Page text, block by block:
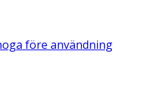
före användning